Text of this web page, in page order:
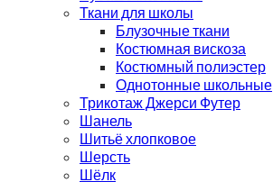
Ткани для школы
Блузочные ткани
Костюмная вискоза
Костюмный полиэстер
Однотонные школьные
Трикотаж Джерси Футер
Шанель
Шитьё хлопковое
Шерсть
Шёлк